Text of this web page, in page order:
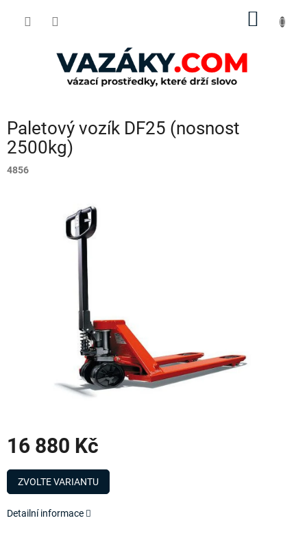
Paletový vozík DF25 (nosnost
2500kg)
4856
16 880 Kč
Měrná
cena:
ZVOLTE VARIANTU
Detailní informace